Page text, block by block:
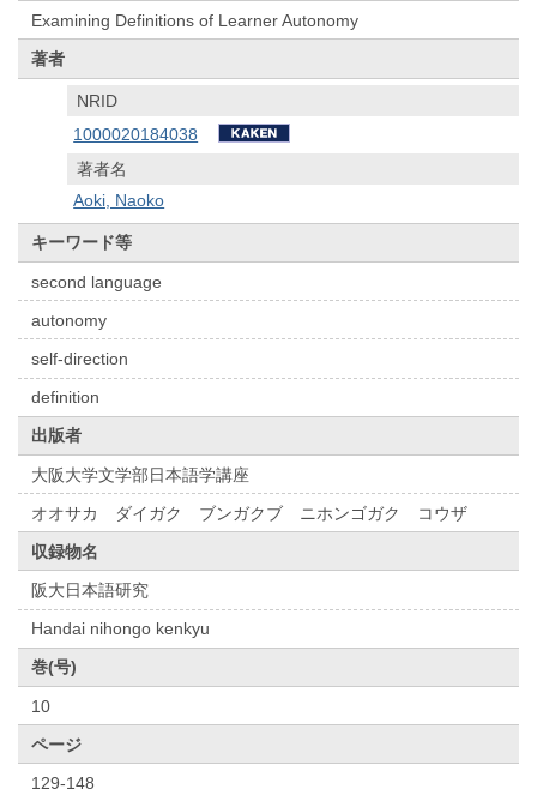
Examining Definitions of Learner Autonomy
著者
NRID
1000020184038
著者名
Aoki, Naoko
キーワード等
second language
autonomy
self-direction
definition
出版者
大阪大学文学部日本語学講座
オオサカ ダイガク ブンガクブ ニホンゴガク コウザ
収録物名
阪大日本語研究
Handai nihongo kenkyu
巻(号)
10
ページ
129-148